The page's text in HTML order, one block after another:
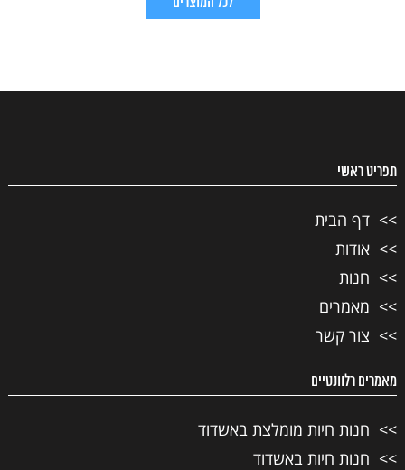
תפריט ראשי
דף הבית
אודות
חנות
מאמרים
צור קשר
מאמרים רלוונטיים
חנות חיות מומלצת באשדוד
חנות חיות באשדוד